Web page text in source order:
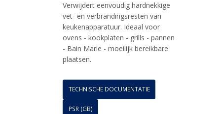
Verwijdert eenvoudig hardnekkige
vet- en verbrandingsresten van
keukenapparatuur. Ideaal voor
ovens - kookplaten - grills - pannen
- Bain Marie - moeilijk bereikbare
plaatsen.
TECHNISCHE DOCUMENTATIE
PSR (GB)